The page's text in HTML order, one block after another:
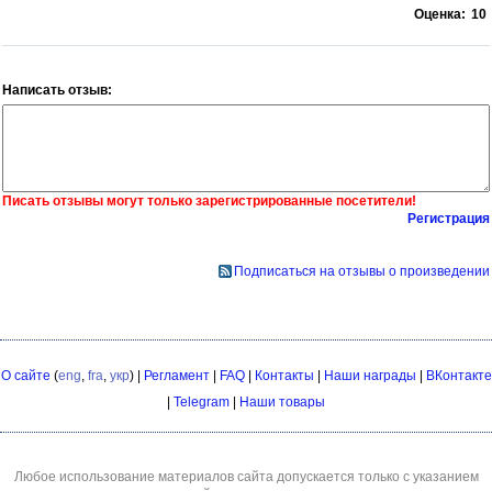
Оценка: 10
Написать отзыв:
Писать отзывы могут только зарегистрированные посетители!
Регистрация
Подписаться на отзывы о произведении
О сайте (eng, fra, укр) | Регламент| FAQ| Контакты Наши награды
ВКонтакте
Telegram Наши товары
Любое использование материалов сайта допускается только с указанием